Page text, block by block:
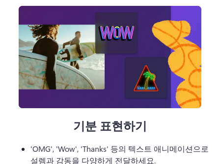
기분 표현하기
'OMG', 'Wow', 'Thanks' 등의 텍스트 애니메이션으로
설렘과 감동을 다양하게 전달하세요.